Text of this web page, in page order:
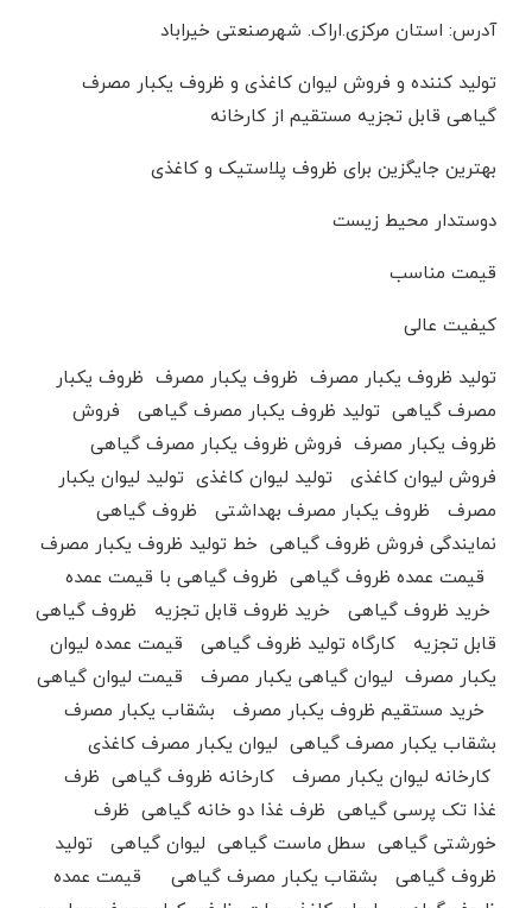
آدرس: استان مرکزی.ارا‌ک. شهرصنعتی خیراباد
تولید کننده و فروش لیوان کاغذی و ظروف یکبار مصرف
گیاهی قابل تجزیه مستقیم از کارخانه
بهترین جایگزین برای ظروف پلاستیک و کاغذی
دوستدار محیط زیست
قیمت مناسب
کیفیت عالی
تولید ظروف یکبار مصرف ظروف یکبار مصرف ظروف یکبار
مصرف گیاهی تولید ظروف یکبار مصرف گیاهی فروش
ظروف یکبار مصرف فروش ظروف یکبار مصرف گیاهی
فروش لیوان کاغذی تولید لیوان کاغذی تولید لیوان یکبار
مصرف ظروف یکبار مصرف بهداشتی ظروف گیاهی
نمایندگی فروش ظروف گیاهی خط تولید ظروف یکبار مصرف
قیمت عمده ظروف گیاهی ظروف گیاهی با قیمت عمده
خرید ظروف گیاهی خرید ظروف قابل تجزیه ظروف گیاهی
قابل تجزیه کارگاه تولید ظروف گیاهی قیمت عمده لیوان
یکبار مصرف لیوان گیاهی یکبار مصرف قیمت لیوان گیاهی
خرید مستقیم ظروف یکبار مصرف بشقاب یکبار مصرف
بشقاب یکبار مصرف گیاهی لیوان یکبار مصرف کاغذی
کارخانه لیوان یکبار مصرف کارخانه ظروف گیاهی ظرف
غذا تک پرسی گیاهی ظرف غذا دو خانه گیاهی ظرف
خورشتی گیاهی سطل ماست گیاهی لیوان گیاهی تولید
ظروف گیاهی بشقاب یکبار مصرف گیاهی قیمت عمده